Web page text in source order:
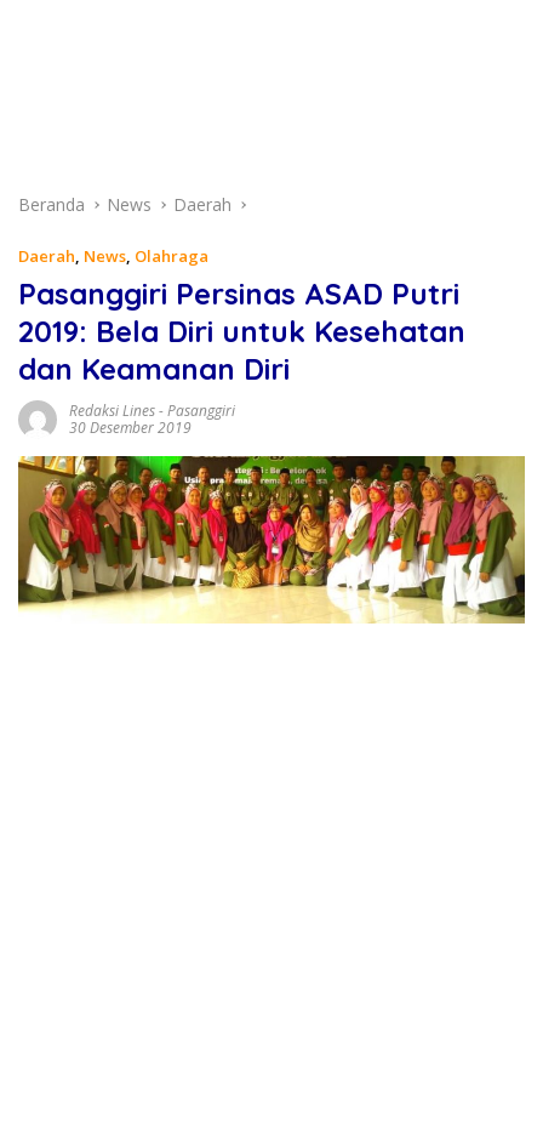
Beranda News Daerah
Daerah, News, Olahraga
Pasanggiri Persinas ASAD Putri
2019: Bela Diri untuk Kesehatan
dan Keamanan Diri
Redaksi Lines-Pasanggiri
30 Desember 2019